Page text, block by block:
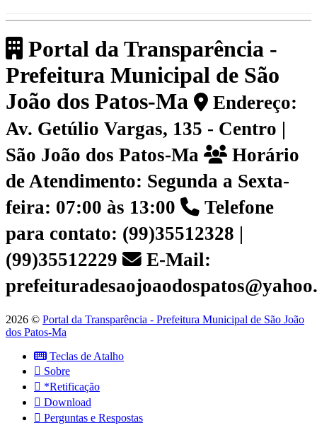
Portal da Transparência -
Prefeitura Municipal de São
João dos Patos-Ma
Endereço:
Av. Getúlio Vargas, 135 - Centro |
São João dos Patos-Ma
Horário
de Atendimento: Segunda a Sexta-
feira: 07:00 às 13:00
Telefone
para contato: (99)35512328 |
(99)35512229
E-Mail:
2026 © Portal da Transparência - Prefeitura Municipal de São João
dos Patos-Ma
Teclas de Atalho
Sobre
*Retificação
Download
Perguntas e Respostas